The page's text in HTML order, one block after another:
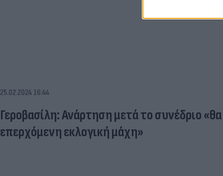
25.02.2024 16:44
Γεροβασίλη: Ανάρτηση μετά το συνέδριο
επερχόμενη εκλογική μάχη»